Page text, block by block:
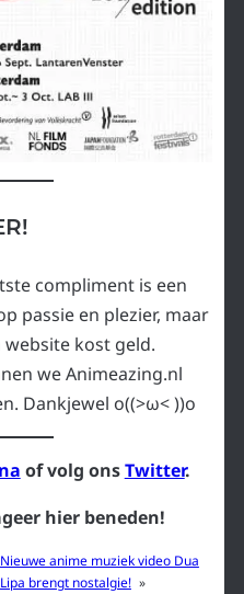
compliment is een
passie en plezier, maar
kost geld.
we Animeazing.nl
Dankjewel o((>ω< ))o
of volg onsTwitter.
hier beneden!
Nieuwe anime muziek video Dua
Lipa brengt nostalgie! »